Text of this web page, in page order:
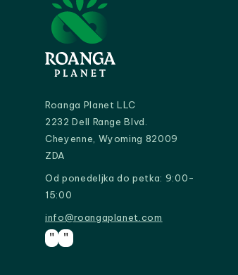
Roanga Planet LLC
2232 Dell Range Blvd.
Cheyenne, Wyoming 82009
ZDA
Od ponedeljka do petka: 9:00-
15:00
info@roangaplanet.com
info@roangaplanet.com
" "